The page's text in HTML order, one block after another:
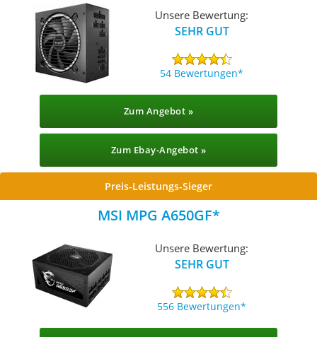
Unsere Bewertung:
SEHR GUT
54 Bewertungen
Zum Angebot »
Zum Ebay-Angebot »
Preis-Leistungs-Sieger
MSI MPG A650GF
Unsere Bewertung:
SEHR GUT
556 Bewertungen